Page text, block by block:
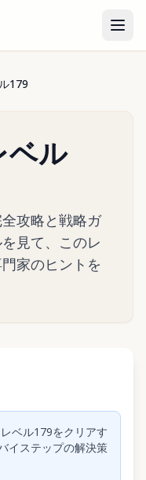
179
ベル
攻略と戦略ガ
見て、このレ
家のヒントを
再生
ベル179をクリアす
イステップの解決策